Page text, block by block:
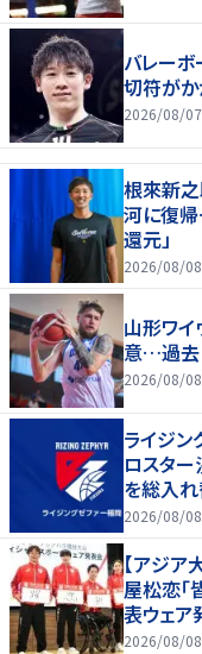
バレー
切符がか
2026/08/
根來新
河に復帰
還元」
2026/08/
山形ワイ
意…過去
2026/08/
ライジ
ロスタ
を総入
2026/08/
【アジ
屋松恋
表ウェア
2026/08/